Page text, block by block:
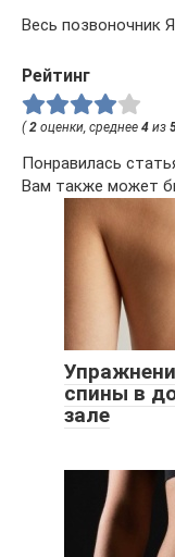
Весь позвоночник
Рейтинг
( 2 оценки, среднее 4 из
Понравилась
Вам также может
спины в
зале